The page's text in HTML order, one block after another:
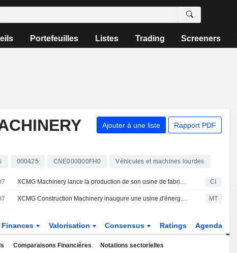
Portefeuilles Listes Trading Screeners
Ajouter à une liste Rapport PDF
000425 CNE000000FH0 Véhicules et machines lourdes
XCMG Machinery lance la production de son usine de fabrication d'énergies nouvelles en Indonésie CI
XCMG Construction Machinery inaugure une usine d'énergies nouvelles en Indonésie MT
Finances Valorisation Consensus Ratings Agenda
Comparaisons Financières Notations sectorielles